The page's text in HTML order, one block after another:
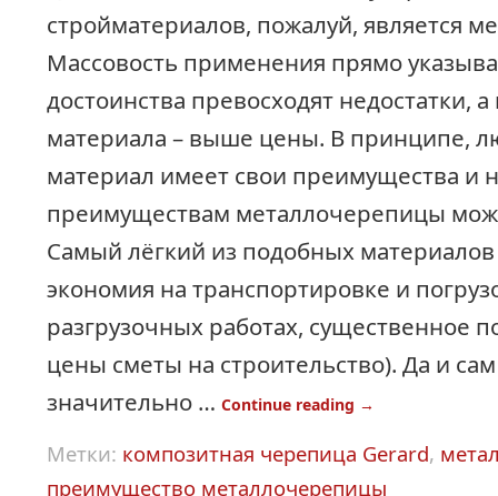
стройматериалов, пожалуй, является
Массовость применения прямо
достоинства превосходят недостатки, а
материала – выше цены. В принципе,
материал имеет свои преимущества и
преимуществам металлочерепицы
Самый лёгкий из подобных
экономия на транспортировке и
разгрузочных работах, существенное
цены сметы на строительство). Да и
значительно … Continue reading →
Метки: композитная черепица Gerard,
преимущество металлочерепицы